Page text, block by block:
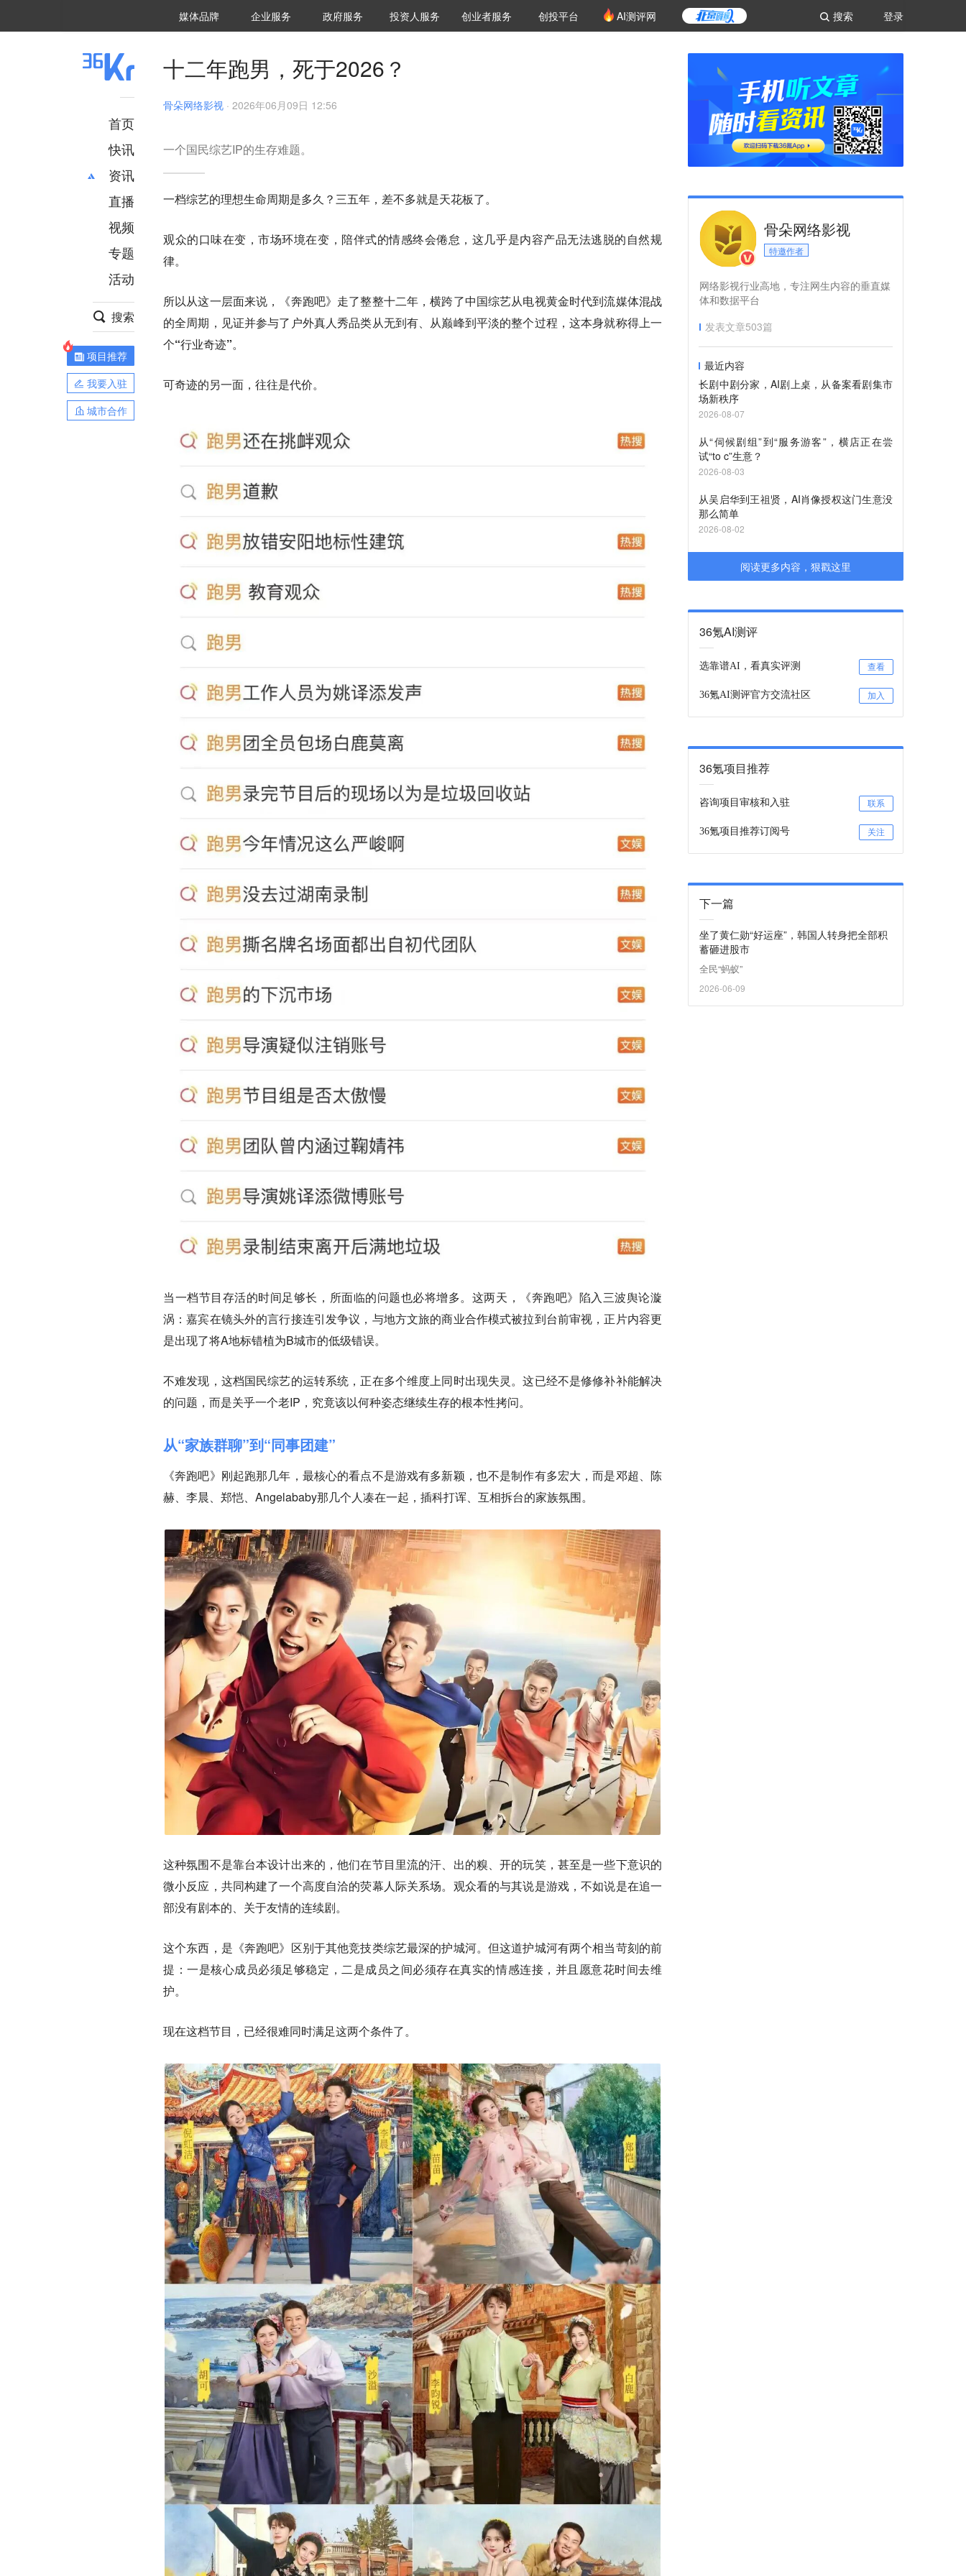
登录
搜索
媒体品牌 36Kr研究院
企业服务 城市之窗
政府服务 VClub投资机构库
投资机构职位推介
投资人服务 创投氪堂
创业者服务 创投平台 AI测评网
首页
快讯
资讯
推荐
财经
项目推荐
安徽
直播
视频
专题
活动
搜索
项目推荐
我要入驻
城市合作
十二年跑男，死于2026？
骨朵网络影视 · 2026年06月09日 12:56
一个国民综艺IP的生存难题。
一档综艺的理想生命周期是多久？三五年，差不多就是天花板了。
观众的口味在变，市场环境在变，陪伴式的情感终会倦怠，这几乎是内容产品无法逃脱的自然规
律。
所以从这一层面来说，
《奔跑吧》走了整整十二年，横跨了中国综艺从电视黄金时代到流媒体混战
的全周期，见证并参与了户外真人秀品类从无到有、从巅峰到平淡的整个过程，这本身就称得上一
个“行业奇迹”。
可奇迹的另一面，往往是代价。
当一档节目存活的时间足够长，所面临的问题也必将增多。这两天，《奔跑吧》陷入三波舆论漩
涡：嘉宾在镜头外的言行接连引发争议，与地方文旅的商业合作模式被拉到台前审视，正片内容更
是出现了将A地标错植为B城市的低级错误。
不难发现，这档国民综艺的运转系统，正在多个维度上同时出现失灵。这已经不是修修补补能解决
的问题，而是关乎一个老IP，究竟该以何种姿态继续生存的根本性拷问。
从“家族群聊”到“同事团建”
《奔跑吧》刚起跑那几年，最核心的看点不是游戏有多新颖，也不是制作有多宏大，而是邓超、陈
赫、李晨、郑恺、Angelababy那几个人凑在一起，插科打诨、互相拆台的家族氛围。
这种氛围不是靠台本设计出来的，他们在节目里流的汗、出的糗、开的玩笑，甚至是一些下意识的
微小反应，共同构建了一个高度自洽的荧幕人际关系场。观众看的与其说是游戏，不如说是在追一
部没有剧本的、关于友情的连续剧。
这个东西，是《奔跑吧》区别于其他竞技类综艺最深的护城河。但这道护城河有两个相当苛刻的前
提：一是核心成员必须足够稳定，二是成员之间必须存在真实的情感连接，并且愿意花时间去维
护。
现在这档节目，已经很难同时满足这两个条件了。
骨朵网络影视
特邀作者
网络影视行业高地，专注网生内容的垂直媒
体和数据平台
发表文章503篇
最近内容
长剧中剧分家，AI剧上桌，从备案看剧集市
场新秩序
2026-08-07
从“伺候剧组”到“服务游客”，横店正在尝
试“to c”生意？
2026-08-03
从吴启华到王祖贤，AI肖像授权这门生意没
那么简单
2026-08-02
阅读更多内容，狠戳这里
36氪AI测评
选靠谱AI，看真实评测 查看
36氪AI测评官方交流社区 加入
36氪项目推荐
咨询项目审核和入驻 联系
36氪项目推荐订阅号 关注
下一篇
坐了黄仁勋“好运座”，韩国人转身把全部积
蓄砸进股市
全民“蚂蚁”
2026-06-09